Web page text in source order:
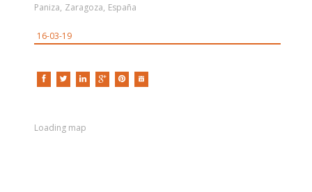
Paniza, Zaragoza, España
16-03-19
Loading map